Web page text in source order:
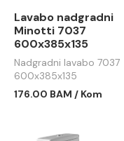
Lavabo nadgradni
Minotti 7037
600x385x135
Nadgradni lavabo 7037
600x385x135
176.00 BAM / Kom